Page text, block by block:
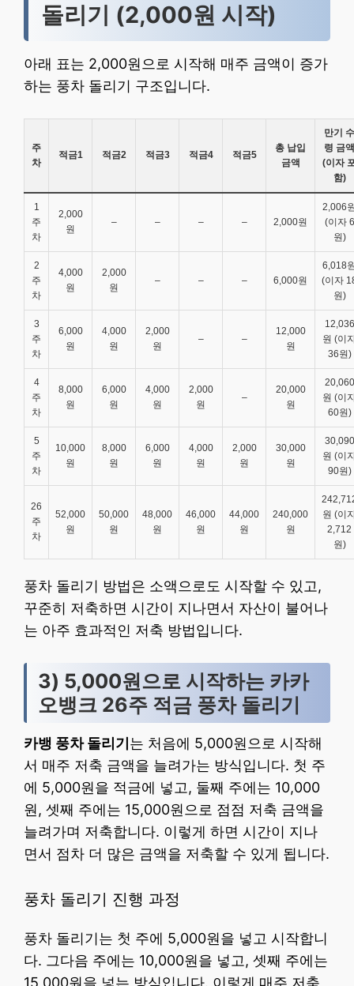
돌리기 (2,000원 시작)
아래 표는 2,000원으로 시작해 매주 금액이 증가
하는 풍차 돌리기 구조입니다.
주
차
적금1 적금2 적금3 적금4 적금5
총 납입
금액
만기 수
령 금액
(이자
함)
1
주
차
2,000
원
– – – – 2,000원
2,006
(이자 6
원)
2
주
차
4,000
원
2,000
원
– – – 6,000원
6,018
(이자
원)
3
주
차
6,000
원
4,000
원
2,000
원
– –
12,000
원
12,036
원 (이
36원)
4
주
차
8,000
원
6,000
원
4,000
원
2,000
원
–
20,000
원
20,060
원 (이
60원)
5
주
차
10,000
원
8,000
원
6,000
원
4,000
원
2,000
원
30,000
원
30,090
원 (이
90원)
26
주
차
52,000
원
50,000
원
48,000
원
46,000
원
44,000
원
240,000
원
원 (이
2,712
원)
풍차 돌리기 방법은 소액으로도 시작할 수 있고,
꾸준히 저축하면 시간이 지나면서 자산이 불어나
는 아주 효과적인 저축 방법입니다.
3) 5,000원으로 시작하는 카카
오뱅크 26주 적금 풍차 돌리기
카뱅 풍차 돌리기 는 처음에 5,000원으로 시작해
서 매주 저축 금액을 늘려가는 방식입니다. 첫 주
에 5,000원을 적금에 넣고, 둘째 주에는 10,000
원, 셋째 주에는 15,000원으로 점점 저축 금액을
늘려가며 저축합니다. 이렇게 하면 시간이 지나
면서 점차 더 많은 금액을 저축할 수 있게 됩니다.
풍차 돌리기 진행 과정
풍차 돌리기는 첫 주에 5,000원을 넣고 시작합니
다. 그다음 주에는 10,000원을 넣고, 셋째 주에는